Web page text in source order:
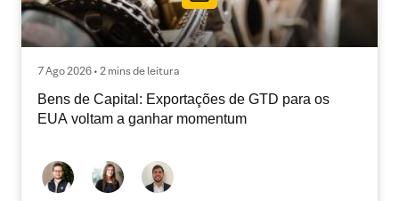
7 Ago 2026 • 2 mins de leitura
Bens de Capital: Exportações de GTD para os
EUA voltam a ganhar momentum